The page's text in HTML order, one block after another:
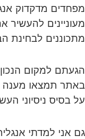
מפחדים מדקדוק
מעוניינים להעשיר
מתכוננים לבחינת
הגעתם למקום
באתר תמצאו מענה
על בסיס ניסיוני
גם אני למדתי